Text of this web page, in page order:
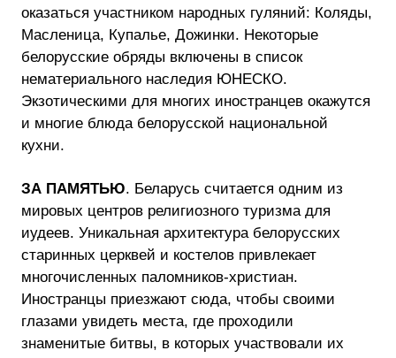
оказаться участником народных гуляний: Коляды,
Масленица, Купалье, Дожинки. Некоторые
белорусские обряды включены в список
нематериального наследия ЮНЕСКО.
Экзотическими для многих иностранцев окажутся
и многие блюда белорусской национальной
кухни.
ЗА ПАМЯТЬЮ. Беларусь считается одним из
мировых центров религиозного туризма для
иудеев. Уникальная архитектура белорусских
старинных церквей и костелов привлекает
многочисленных паломников-христиан.
Иностранцы приезжают сюда, чтобы своими
глазами увидеть места, где проходили
знаменитые битвы, в которых участвовали их